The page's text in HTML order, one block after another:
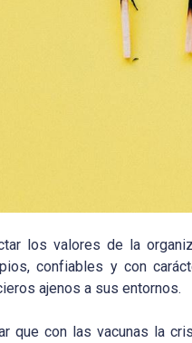
los valores de la
confiables y con
ajenos a sus entornos.
que con las vacunas la